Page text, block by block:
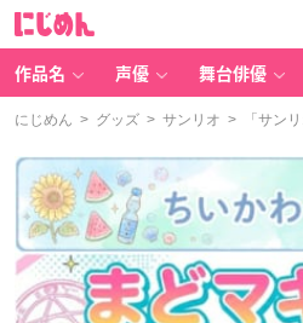
作品名 声優 舞台俳優
にじめん > グッズ > サンリオ > 「サンリ